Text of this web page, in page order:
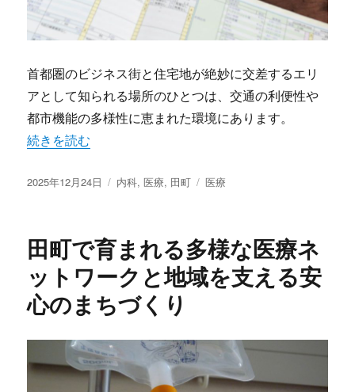
首都圏のビジネス街と住宅地が絶妙に交差するエリ
アとして知られる場所のひとつは、交通の利便性や
都市機能の多様性に恵まれた環境にあります。
“田町の都市型ライフを支える多様で安心な内科医療と地
続きを読む
投
2025年12月24日
カ
ー
内科,医療, 田町
タ
医療
田町で育まれる多様な医療ネ
ットワークと地域を支える安
心のまちづくり